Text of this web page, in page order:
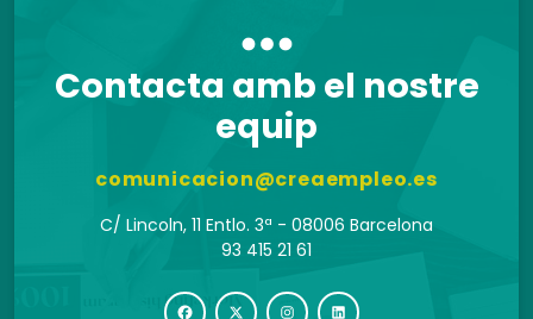
Contacta amb el nostre
equip
comunicacion@creaempleo.es
C/ Lincoln, 11 Entlo. 3ª - 08006 Barcelona
93 415 21 61